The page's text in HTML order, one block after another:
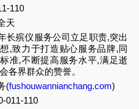
110
天
长殡仪服务公司立足职责,突出
,致力于打造贴心服务品牌,同
准,不断提高服务水平,满足逝
各界群众的赞誉。
(fushouwannianchang.com)
011-110